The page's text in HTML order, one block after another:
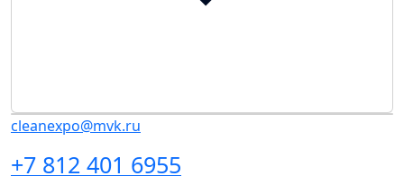
cleanexpo@mvk.ru
+7 812 401 6955